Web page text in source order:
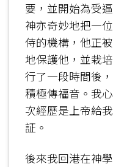
要，並開始為受
神亦奇妙地把一
侍的機構，他正
地保護他，並栽
行了一段時間後
積極傳福音。我
次經歷是上帝給
証。
後來我回港在神